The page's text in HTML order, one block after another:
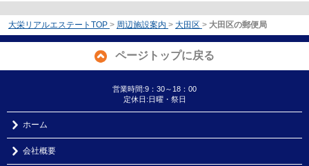
大栄リアルエステートTOP > 周辺施設案内 > 大田区 > 大田区の郵便局
ページトップに戻る
営業時間:9：30～18：00
定休日:日曜・祭日
ホーム
会社概要